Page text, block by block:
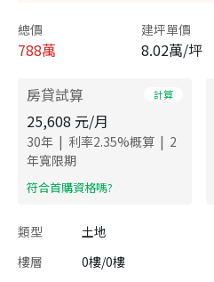
總價
788萬
建坪單價
8.02萬/坪
房貸試算 計算
25,608 元/月
30年 | 利率2.35%概算 | 2
年寬限期
​符合首購資格嗎?
類型 土地
樓層
0樓/0樓